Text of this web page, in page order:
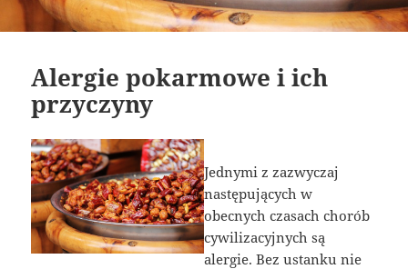
Alergie pokarmowe i ich
przyczyny
Jednymi z zazwyczaj
następujących w
obecnych czasach chorób
cywilizacyjnych są
alergie. Bez ustanku nie